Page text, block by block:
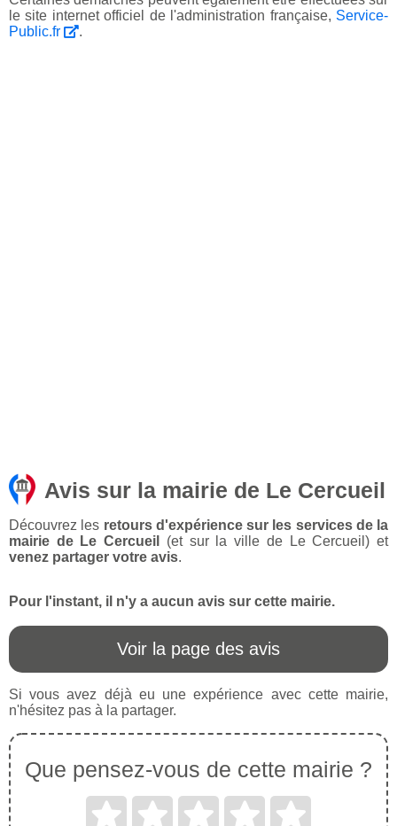
le site internet officiel de l'administration française, Service-
Public.fr
.
Avis sur la mairie de Le Cercueil
Découvrez les retours d'expérience sur les services de la
mairie de Le Cercueil
(et sur la ville de Le Cercueil) et
venez partager votre avis.
Pour l'instant, il n'y a aucun avis sur cette mairie.
Voir la page des avis
Si vous avez déjà eu une expérience avec cette mairie,
n'hésitez pas à la partager.
Que pensez-vous de cette mairie ?